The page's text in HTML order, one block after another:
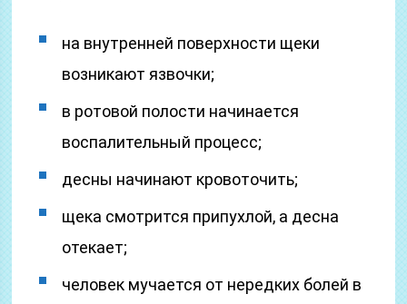
на внутренней поверхности щеки
возникают язвочки;
в ротовой полости начинается
воспалительный процесс;
десны начинают кровоточить;
щека смотрится припухлой, а десна
отекает;
человек мучается от нередких болей в